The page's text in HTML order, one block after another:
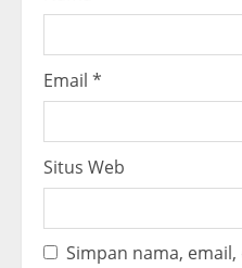
Email *
Situs Web
Simpan nama,